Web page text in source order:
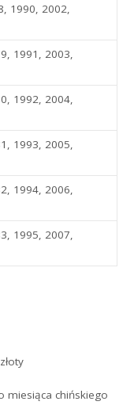
1990, 2002,
1991, 2003,
1992, 2004,
1993, 2005,
1994, 2006,
1995, 2007,
miesiąca chińskiego